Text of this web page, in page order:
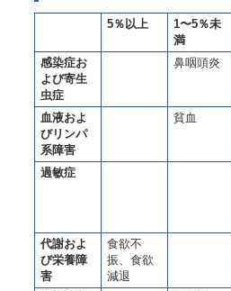
5％以上
1〜5％未
満
感染症お
よび寄生
虫症
鼻咽頭炎
血液およ
びリンパ
系障害
貧血
過敏症
代謝およ
び栄養障
害
食欲不
振、食欲
減退